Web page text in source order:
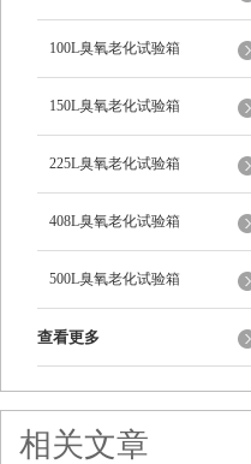
100L臭氧老化试验箱
150L臭氧老化试验箱
225L臭氧老化试验箱
408L臭氧老化试验箱
500L臭氧老化试验箱
查看更多
相关文章